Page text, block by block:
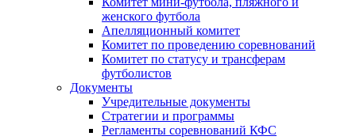
женского футбола
Апелляционный комитет
Комитет по проведению соревнований
Комитет по статусу и трансферам
футболистов
Документы
Учредительные документы
Стратегии и программы
Регламенты соревнований КФС